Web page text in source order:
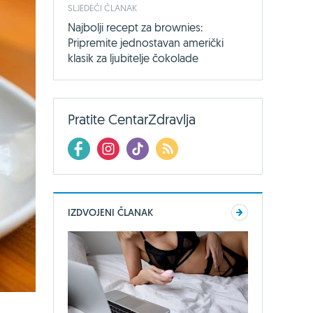
SLJEDEĆI ČLANAK
Najbolji recept za brownies:
Pripremite jednostavan američki
klasik za ljubitelje čokolade
Pratite CentarZdravlja
IZDVOJENI ČLANAK